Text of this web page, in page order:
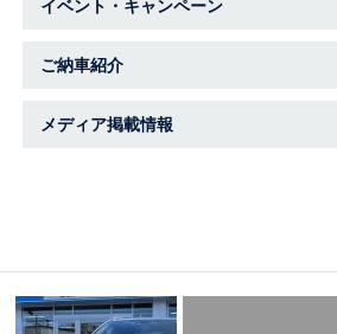
イベント・キャンペーン
ご納車紹介
メディア掲載情報